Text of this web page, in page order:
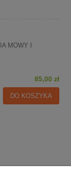
MOWY I
85,00 zł
DO KOSZYKA